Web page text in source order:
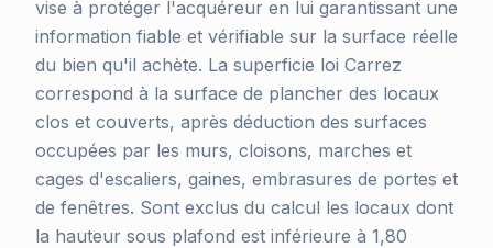
vise à protéger l'acquéreur en lui garantissant une
information fiable et vérifiable sur la surface réelle
du bien qu'il achète. La superficie loi Carrez
correspond à la surface de plancher des locaux
clos et couverts, après déduction des surfaces
occupées par les murs, cloisons, marches et
cages d'escaliers, gaines, embrasures de portes et
de fenêtres. Sont exclus du calcul les locaux dont
la hauteur sous plafond est inférieure à 1,80